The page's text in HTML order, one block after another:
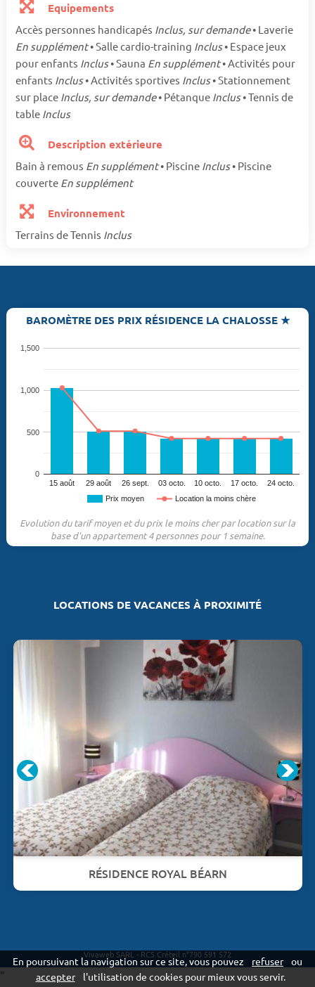
Equipements
Accès personnes handicapés Inclus, sur demande• Laverie
En supplément• Salle cardio-training Inclus• Espace jeux
pour enfants Inclus• Sauna En supplément• Activités pour
enfants Inclus• Activités sportives Inclus• Stationnement
sur place Inclus, sur demande• Pétanque Inclus• Tennis de
table Inclus
Description extérieure
Bain à remous En supplément• Piscine Inclus• Piscine
couverte En supplément
Environnement
Terrains de Tennis Inclus
BAROMÈTRE DES PRIX RÉSIDENCE LA CHALOSSE ★
Prix moyen Location la moins chère
15 août 29 août 26 sept. 03 octo. 10 octo. 17 octo. 24 octo.
0
500
1,000
1,500
Evolution du tarif moyen et du prix le moins cher par location sur la
base d'un appartement 4 personnes pour 1 semaine.
LOCATIONS DE VACANCES À PROXIMITÉ
RÉSIDENCE ROYAL BÉARN
Vivaweb SARL - RCS Créteil n°790 591 572
En poursuivant la navigation sur ce site, vous pouvez refuser
ou
accepter
l'utilisation de cookies pour mieux vous servir.
"